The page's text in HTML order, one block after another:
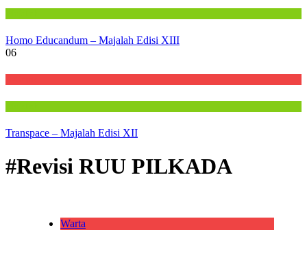
Homo Educandum – Majalah Edisi XIII
06
Transpace – Majalah Edisi XII
#Revisi RUU PILKADA
Warta